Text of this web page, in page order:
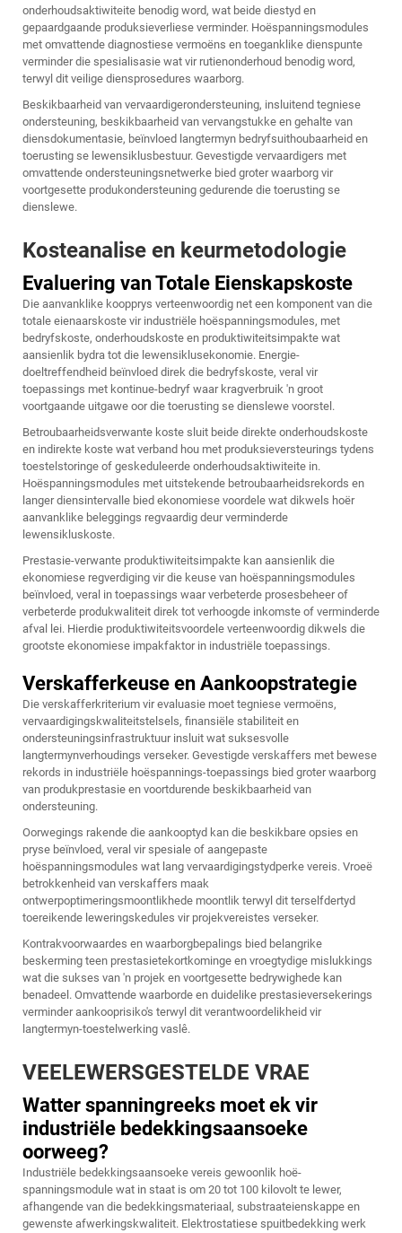
onderhoudsaktiwiteite benodig word, wat beide diestyd en
gepaardgaande produksieverliese verminder. Hoëspanningsmodules
met omvattende diagnostiese vermoëns en toeganklike dienspunte
verminder die spesialisasie wat vir rutienonderhoud benodig word,
terwyl dit veilige diensprosedures waarborg.
Beskikbaarheid van vervaardigerondersteuning, insluitend tegniese
ondersteuning, beskikbaarheid van vervangstukke en gehalte van
diensdokumentasie, beïnvloed langtermyn bedryfsuithoubaarheid en
toerusting se lewensiklusbestuur. Gevestigde vervaardigers met
omvattende ondersteuningsnetwerke bied groter waarborg vir
voortgesette produkondersteuning gedurende die toerusting se
dienslewe.
Kosteanalise en keurmetodologie
Evaluering van Totale Eienskapskoste
Die aanvanklike koopprys verteenwoordig net een komponent van die
totale eienaarskoste vir industriële hoëspanningsmodules, met
bedryfskoste, onderhoudskoste en produktiwiteitsimpakte wat
aansienlik bydra tot die lewensiklusekonomie. Energie-
doeltreffendheid beïnvloed direk die bedryfskoste, veral vir
toepassings met kontinue-bedryf waar kragverbruik 'n groot
voortgaande uitgawe oor die toerusting se dienslewe voorstel.
Betroubaarheidsverwante koste sluit beide direkte onderhoudskoste
en indirekte koste wat verband hou met produksieversteurings tydens
toestelstoringe of geskeduleerde onderhoudsaktiwiteite in.
Hoëspanningsmodules met uitstekende betroubaarheidsrekords en
langer diensintervalle bied ekonomiese voordele wat dikwels hoër
aanvanklike beleggings regvaardig deur verminderde
lewensikluskoste.
Prestasie-verwante produktiwiteitsimpakte kan aansienlik die
ekonomiese regverdiging vir die keuse van hoëspanningsmodules
beïnvloed, veral in toepassings waar verbeterde prosesbeheer of
verbeterde produkwaliteit direk tot verhoogde inkomste of verminderde
afval lei. Hierdie produktiwiteitsvoordele verteenwoordig dikwels die
grootste ekonomiese impakfaktor in industriële toepassings.
Verskafferkeuse en Aankoopstrategie
Die verskafferkriterium vir evaluasie moet tegniese vermoëns,
vervaardigingskwaliteitstelsels, finansiële stabiliteit en
ondersteuningsinfrastruktuur insluit wat suksesvolle
langtermynverhoudings verseker. Gevestigde verskaffers met bewese
rekords in industriële hoëspannings-toepassings bied groter waarborg
van produkprestasie en voortdurende beskikbaarheid van
ondersteuning.
Oorwegings rakende die aankooptyd kan die beskikbare opsies en
pryse beïnvloed, veral vir spesiale of aangepaste
hoëspanningsmodules wat lang vervaardigingstydperke vereis. Vroeë
betrokkenheid van verskaffers maak
ontwerpoptimeringsmoontlikhede moontlik terwyl dit terselfdertyd
toereikende leweringskedules vir projekvereistes verseker.
Kontrakvoorwaardes en waarborgbepalings bied belangrike
beskerming teen prestasietekortkominge en vroegtydige mislukkings
wat die sukses van 'n projek en voortgesette bedrywighede kan
benadeel. Omvattende waarborde en duidelike prestasieversekerings
verminder aankooprisiko's terwyl dit verantwoordelikheid vir
langtermyn-toestelwerking vaslê.
VEELEWERSGESTELDE VRAE
Watter spanningreeks moet ek vir
industriële bedekkingsaansoeke
oorweeg?
Industriële bedekkingsaansoeke vereis gewoonlik hoë-
spanningsmodule wat in staat is om 20 tot 100 kilovolt te lewer,
afhangende van die bedekkingsmateriaal, substraateienskappe en
gewenste afwerkingskwaliteit. Elektrostatiese spuitbedekking werk